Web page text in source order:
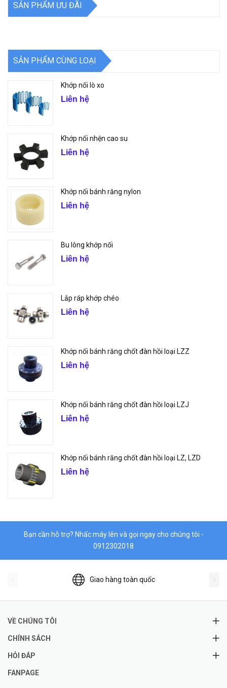
SẢN PHẨM ƯU ĐÃI
SẢN PHẨM CÙNG LOẠI
Khớp nối lò xo
Liên hệ
Khớp nối nhện cao su
Liên hệ
Khớp nối bánh răng nylon
Liên hệ
Bu lông khớp nối
Liên hệ
Lắp ráp khớp chéo
Liên hệ
Khớp nối bánh răng chốt đàn hồi loại LZZ
Liên hệ
Khớp nối bánh răng chốt đàn hồi loại LZJ
Liên hệ
Khớp nối bánh răng chốt đàn hồi loại LZ, LZD
Liên hệ
Bạn cần hỗ trợ? Nhấc máy lên và gọi ngay cho chúng tôi -
0912302018
Giao hàng toàn quốc
VỀ CHÚNG TÔI
CHÍNH SÁCH
HỎI ĐÁP
FANPAGE